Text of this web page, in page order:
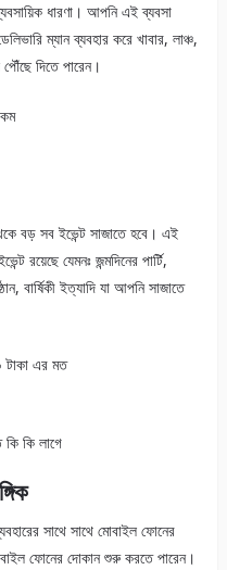
ধারণা। আপনি এই ব্যবসা
ম্যান ব্যবহার করে খাবার, লাঞ্চ,
পৌঁছে দিতে পারেন।
বড় সব ইভেন্ট সাজাতে হবে। এই
রয়েছে যেমনঃ জন্মদিনের পার্টি,
বার্ষিকী ইত্যাদি যা আপনি সাজাতে
টাকা এর মত
কি লাগে
সাথে সাথে মোবাইল ফোনের
ফোনের দোকান শুরু করতে পারেন।